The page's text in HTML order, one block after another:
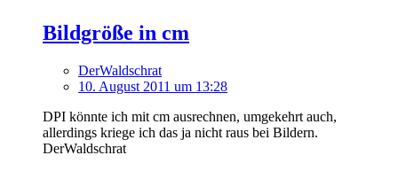
Bildgröße in cm
DerWaldschrat
10. August 2011 um 13:28
DPI könnte ich mit cm ausrechnen, umgekehrt auch,
allerdings kriege ich das ja nicht raus bei Bildern.
DerWaldschrat